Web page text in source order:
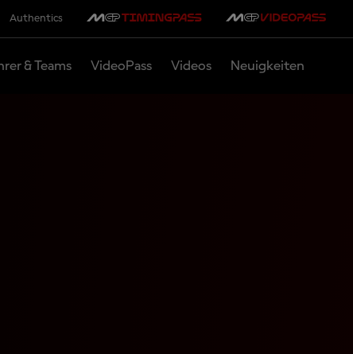
Authentics
& Teams VideoPass Videos Neuigkeiten